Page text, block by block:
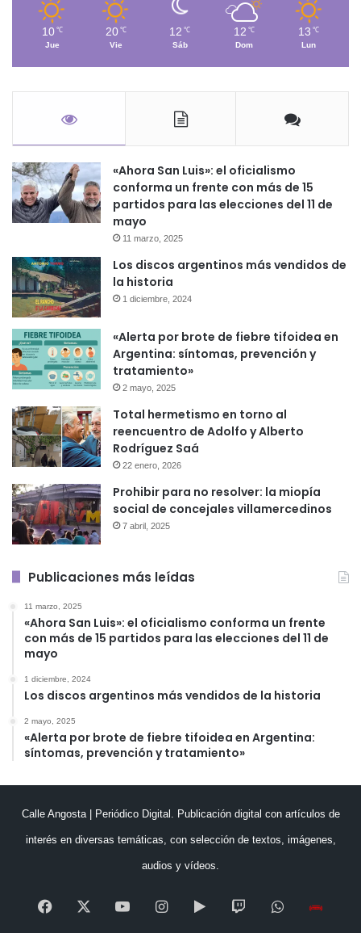
10 ℃
Jue
20 ℃
Vie
12 ℃
Sáb
12 ℃
Dom
13 ℃
Lun
«Ahora San Luis»: el oficialismo
conforma un frente con más de 15
partidos para las elecciones del 11 de
mayo
11 marzo, 2025
Los discos argentinos más vendidos de
la historia
1 diciembre, 2024
«Alerta por brote de fiebre tifoidea en
Argentina: síntomas, prevención y
tratamiento»
2 mayo, 2025
Total hermetismo en torno al
reencuentro de Adolfo y Alberto
Rodríguez Saá
22 enero, 2026
Prohibir para no resolver: la miopía
social de concejales villamercedinos
7 abril, 2025
Publicaciones más leídas
11 marzo, 2025
«Ahora San Luis»: el oficialismo conforma un frente
con más de 15 partidos para las elecciones del 11 de
mayo
1 diciembre, 2024
Los discos argentinos más vendidos de la historia
2 mayo, 2025
«Alerta por brote de fiebre tifoidea en Argentina:
síntomas, prevención y tratamiento»
Calle Angosta | Periódico Digital. Publicación digital con artículos de
interés en diversas temáticas, con selección de textos, imágenes,
audios y vídeos.
Facebook YouTubeInstagramGoogle TwitchWhatsApp